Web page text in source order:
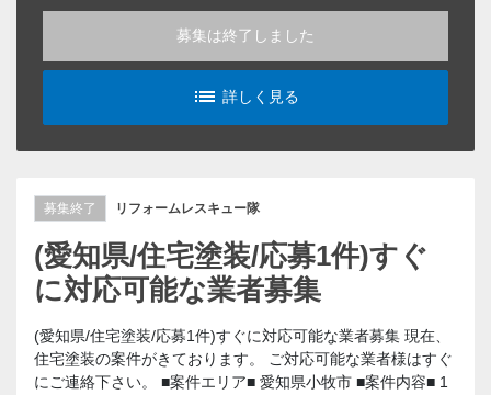
募集は終了しました
list_alt
詳しく見る
募集終了 リフォームレスキュー隊
(愛知県/住宅塗装/応募1件)すぐ
に対応可能な業者募集
(愛知県/住宅塗装/応募1件)すぐに対応可能な業者募集 現在、
住宅塗装の案件がきております。 ご対応可能な業者様はすぐ
にご連絡下さい。 ■案件エリア■ 愛知県小牧市 ■案件内容■ 1